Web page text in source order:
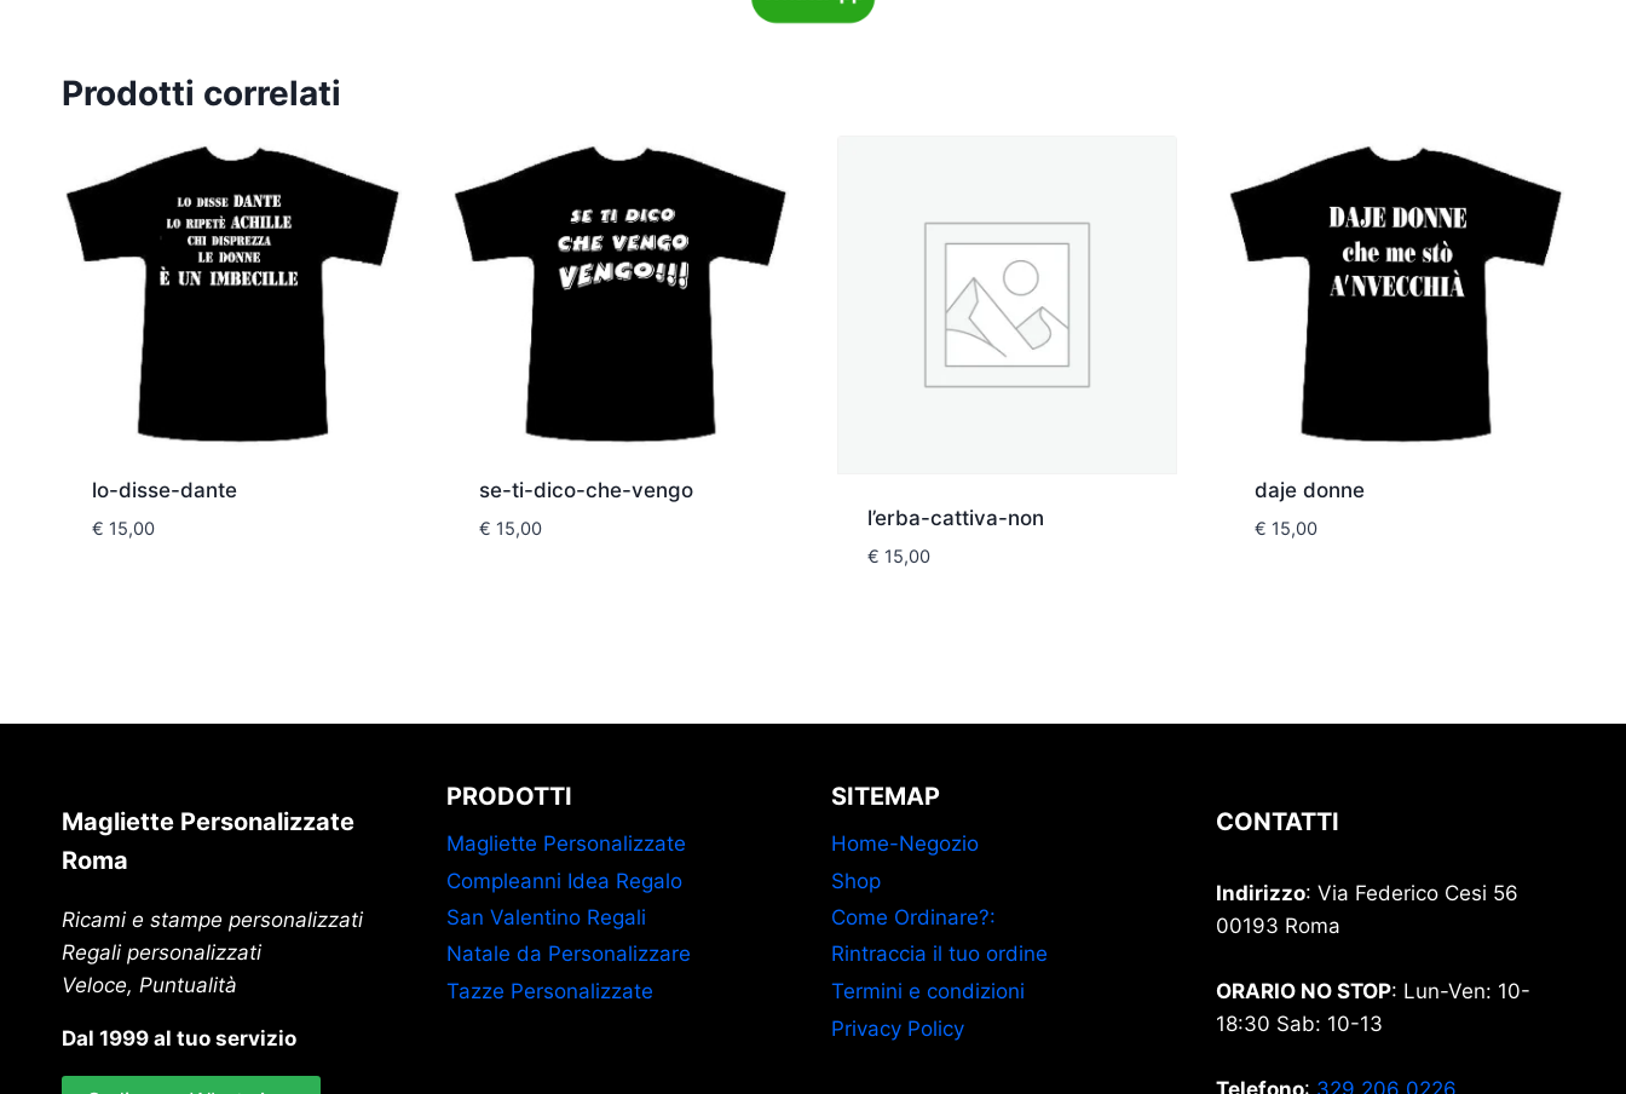
Prodotti correlati
lo-disse-dante
€ 15,00
se-ti-dico-che-vengo
€ 15,00 l’erba-cattiva-non
€ 15,00
daje donne
€ 15,00
Magliette Personalizzate
Roma
Ricami e stampe personalizzati
Regali personalizzati
Veloce, Puntualità
Dal 1999 al tuo servizio
PRODOTTI
Magliette Personalizzate
Compleanni Idea Regalo
San Valentino Regali
Natale da Personalizzare
Tazze Personalizzate
SITEMAP
Home-Negozio
Shop
Come Ordinare?:
Rintraccia il tuo ordine
Termini e condizioni
Privacy Policy
CONTATTI
Indirizzo: Via Federico Cesi 56
00193 Roma
ORARIO NO STOP: Lun-Ven: 10-
18:30 Sab: 10-13
Telefono: 329 206 0226